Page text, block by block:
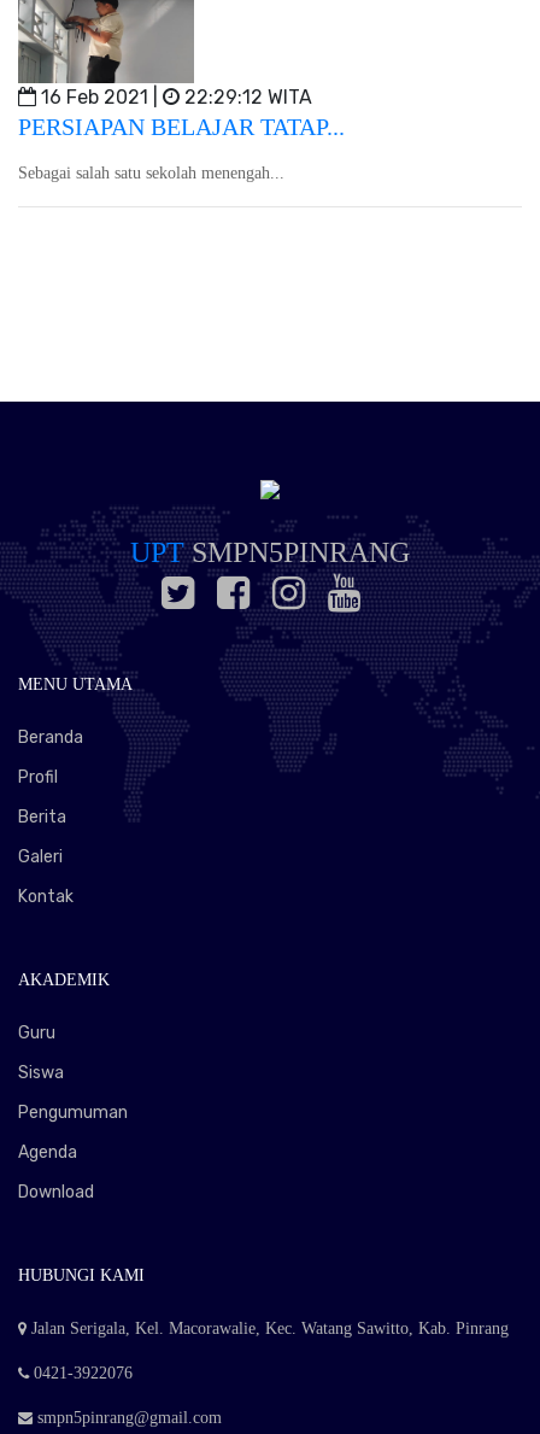
16 Feb 2021 | 22:29:12 WITA
PERSIAPAN BELAJAR TATAP...
Sebagai salah satu sekolah menengah...
UPTSMPN5PINRANG
MENU UTAMA
Beranda
Profil
Berita
Galeri
Kontak
AKADEMIK
Guru
Siswa
Pengumuman
Agenda
Download
HUBUNGI KAMI
Jalan Serigala, Kel. Macorawalie, Kec. Watang Sawitto, Kab. Pinrang
0421-3922076
smpn5pinrang@gmail.com